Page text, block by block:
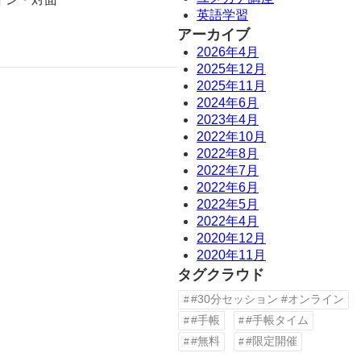
英語学習
アーカイブ
2026年4月
2025年12月
2025年11月
2024年6月
2023年4月
2022年10月
2022年8月
2022年7月
2022年6月
2022年5月
2022年4月
2020年12月
2020年11月
タグクラウド
#30分セッション #オンライン
#手帳
#手帳タイム
#無料
#限定開催